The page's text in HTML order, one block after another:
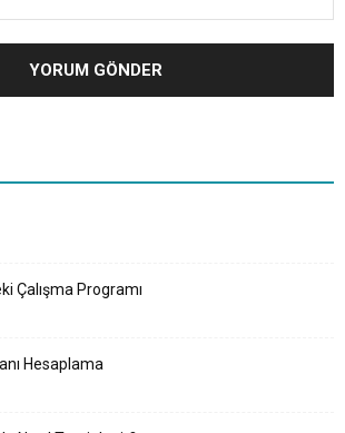
Çalışma Programı
Hesaplama